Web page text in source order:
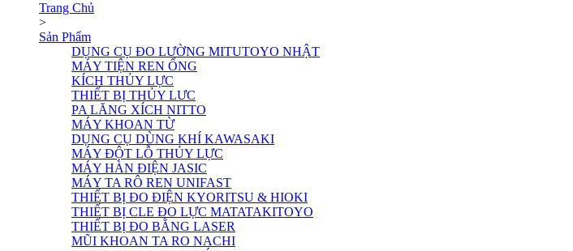
Trang Chủ
>
Sản Phẩm
DỤNG CỤ ĐO LƯỜNG MITUTOYO NHẬT
MÁY TIỆN REN ỐNG
KÍCH THỦY LỰC
THIẾT BỊ THỦY LƯC
PA LĂNG XÍCH NITTO
MÁY KHOAN TỪ
DỤNG CỤ DÙNG KHÍ KAWASAKI
MÁY ĐỘT LỖ THỦY LỰC
MÁY HÀN ĐIỆN JASIC
MÁY TA RÔ REN UNIFAST
THIẾT BỊ ĐO ĐIỆN KYORITSU & HIOKI
THIẾT BỊ CLE ĐO LỰC MATATAKITOYO
THIẾT BỊ ĐO BẰNG LASER
MŨI KHOAN TA RO NACHI